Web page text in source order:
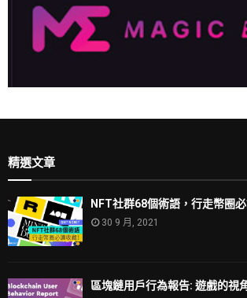
精選文章
NFT社群68個術語，行走幣圈必
30 9 月, 2021
區塊鏈用戶行為報告: 遊戲的視